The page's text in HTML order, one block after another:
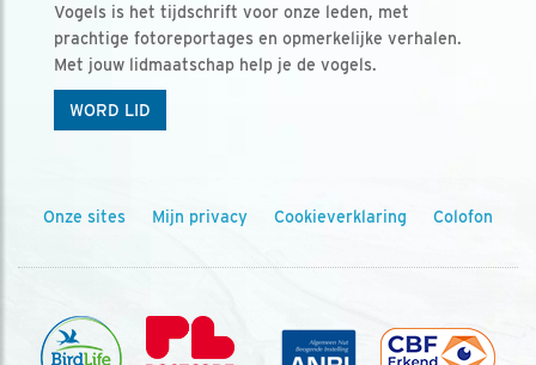
Vogels is het tijdschrift voor onze leden, met
prachtige fotoreportages en opmerkelijke verhalen.
Met jouw lidmaatschap help je de vogels.
WORD LID
Onze sites Mijn privacy Cookieverklaring Colofon